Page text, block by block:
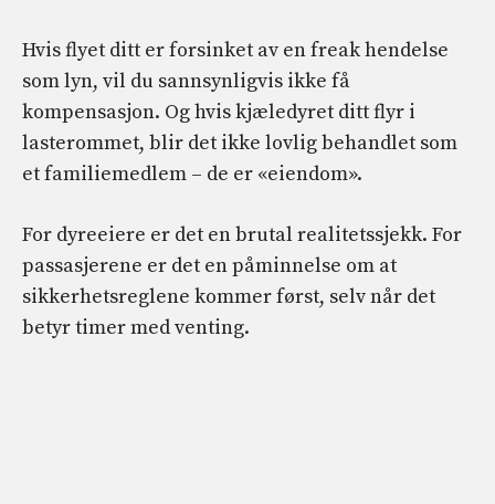
Hvis flyet ditt er forsinket av en freak hendelse
som lyn, vil du sannsynligvis ikke få
kompensasjon. Og hvis kjæledyret ditt flyr i
lasterommet, blir det ikke lovlig behandlet som
et familiemedlem – de er «eiendom».
For dyreeiere er det en brutal realitetssjekk. For
passasjerene er det en påminnelse om at
sikkerhetsreglene kommer først, selv når det
betyr timer med venting.